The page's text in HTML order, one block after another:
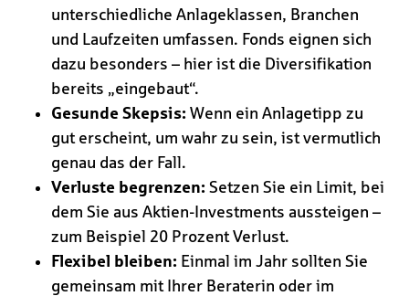
unterschiedliche Anlageklassen, Branchen
und Laufzeiten umfassen. Fonds eignen sich
dazu besonders – hier ist die Diversifikation
bereits „eingebaut“.
Gesunde Skepsis: Wenn ein Anlagetipp zu
gut erscheint, um wahr zu sein, ist vermutlich
genau das der Fall.
Verluste begrenzen: Setzen Sie ein Limit, bei
dem Sie aus Aktien-Investments aussteigen –
zum Beispiel 20 Prozent Verlust.
Flexibel bleiben: Einmal im Jahr sollten Sie
gemeinsam mit Ihrer Beraterin oder im